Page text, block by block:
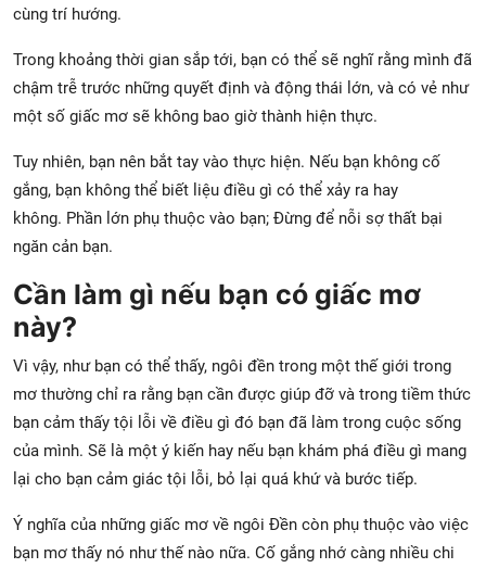
cùng trí hướng.
Trong khoảng thời gian sắp tới, bạn có thể sẽ nghĩ rằng mình đã
chậm trễ trước những quyết định và động thái lớn, và có vẻ như
một số giấc mơ sẽ không bao giờ thành hiện thực.
Tuy nhiên, bạn nên bắt tay vào thực hiện. Nếu bạn không cố
gắng, bạn không thể biết liệu điều gì có thể xảy ra hay
không. Phần lớn phụ thuộc vào bạn; Đừng để nỗi sợ thất bại
ngăn cản bạn.
Cần làm gì nếu bạn có giấc mơ
này?
Vì vậy, như bạn có thể thấy, ngôi đền trong một thế giới trong
mơ thường chỉ ra rằng bạn cần được giúp đỡ và trong tiềm thức
bạn cảm thấy tội lỗi về điều gì đó bạn đã làm trong cuộc sống
của mình. Sẽ là một ý kiến ​​hay nếu bạn khám phá điều gì mang
lại cho bạn cảm giác tội lỗi, bỏ lại quá khứ và bước tiếp.
Ý nghĩa của những giấc mơ về ngôi Đền còn phụ thuộc vào việc
bạn mơ thấy nó như thế nào nữa. Cố gắng nhớ càng nhiều chi